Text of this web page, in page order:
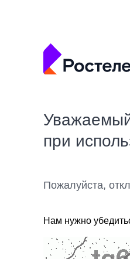
при
Пожалуйста,
Нам нужно